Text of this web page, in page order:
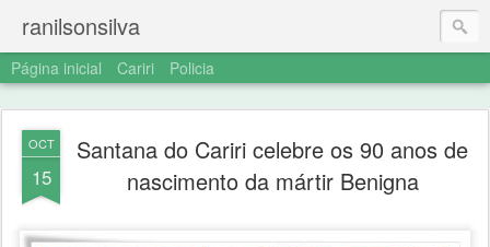
ranilsonsilva
Página inicial Cariri Policia
OCT
15
Santana do Cariri celebre os 90 anos de
nascimento da mártir Benigna